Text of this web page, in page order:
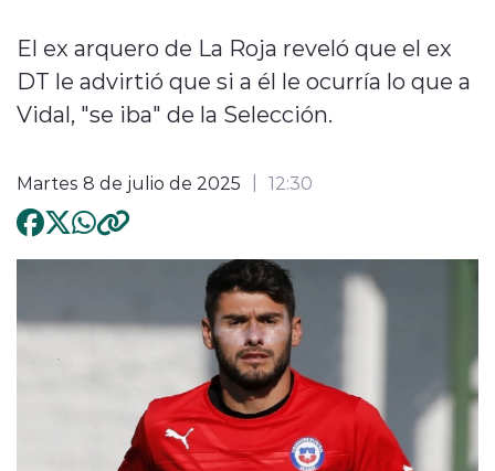
El ex arquero de La Roja reveló que el ex
DT le advirtió que si a él le ocurría lo que a
Vidal, "se iba" de la Selección.
Martes 8 de julio de 2025 12:30